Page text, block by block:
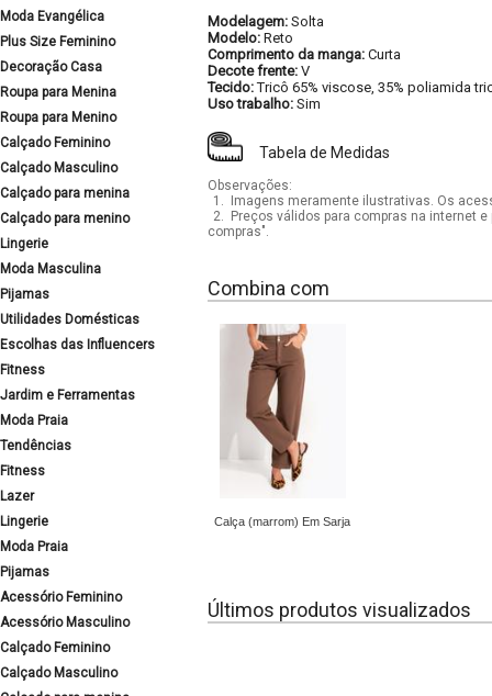
Moda Evangélica
Plus Size Feminino
Decoração Casa
Roupa para Menina
Roupa para Menino
Calçado Feminino
Calçado Masculino
Calçado para menina
Calçado para menino
Lingerie
Moda Masculina
Pijamas
Utilidades Domésticas
Escolhas das Influencers
Fitness
Jardim e Ferramentas
Moda Praia
Tendências
Fitness
Lazer
Lingerie
Moda Praia
Pijamas
Acessório Feminino
Acessório Masculino
Calçado Feminino
Calçado Masculino
Modelagem: Solta
Modelo: Reto
Comprimento da manga: Curta
Decote frente: V
Tecido:Tricô 65% viscose, 35% poliamida
Uso trabalho: Sim
Tabela de Medidas
Observações:
1.
Imagens meramente ilustrativas. Os
2.
Preços válidos para compras na internet
compras".
Combina com
Calça (marrom) Em Sarja
Últimos produtos visualizados